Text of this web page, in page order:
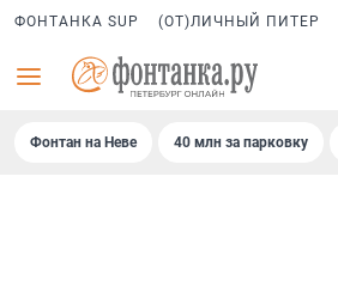
ФОНТАНКА SUP (ОТ)ЛИЧНЫЙ ПИТЕР
Фонтан на Неве 40 млн за парковку